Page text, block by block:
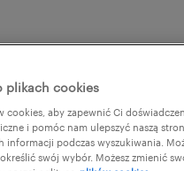
Are you
plikach cookies
cookies, aby zapewnić Ci
i pomóc nam ulepszyć naszą
informacji podczas wyszukiwania.
określić swój wybór. Możesz zmienić